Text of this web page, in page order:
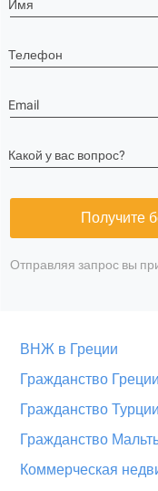
Имя
Телефон
Email
Какой у вас вопрос?
Получите
Отправляя запрос вы
ВНЖ в Греции
Гражданство Греции
Гражданство Турции
Гражданство
Коммерческая